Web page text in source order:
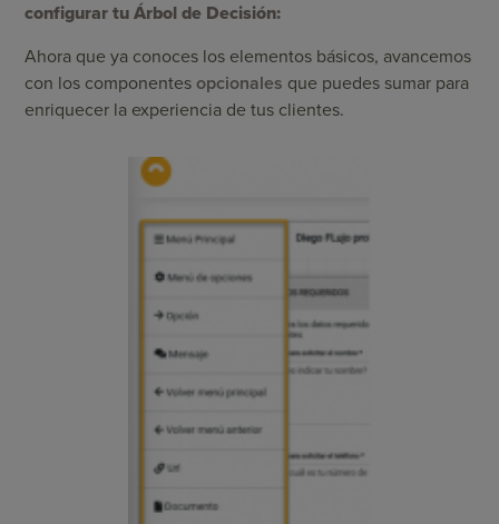
configurar tu Árbol de Decisión:
Ahora que ya conoces los elementos básicos, avancemos
con los componentes opcionales que puedes sumar para
enriquecer la experiencia de tus clientes.